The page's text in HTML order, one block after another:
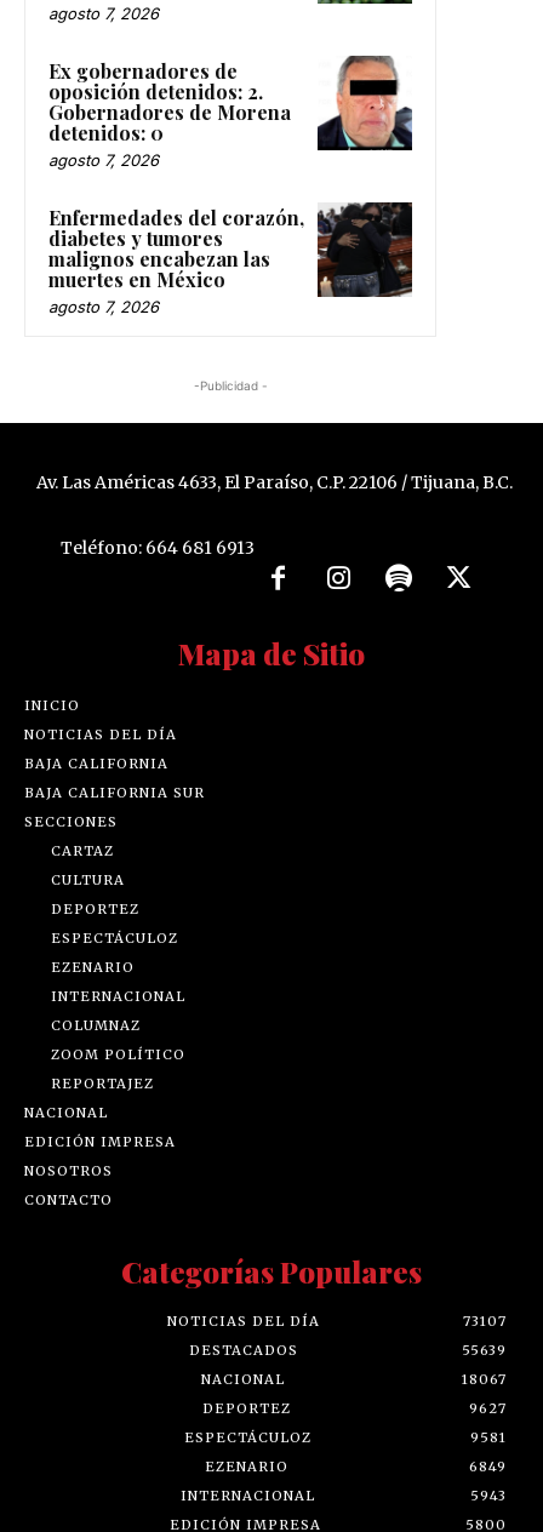
agosto 7, 2026
Ex gobernadores de
oposición detenidos: 2.
Gobernadores de Morena
detenidos: 0
agosto 7, 2026
Enfermedades del corazón,
diabetes y tumores
malignos encabezan las
muertes en México
agosto 7, 2026
-Publicidad -
Av. Las Américas 4633, El Paraíso, C.P. 22106 / Tijuana, B.C.
Teléfono: 664 681 6913
Mapa de Sitio
INICIO
NOTICIAS DEL DÍA
BAJA CALIFORNIA
BAJA CALIFORNIA SUR
SECCIONES
CARTAZ
CULTURA
DEPORTEZ
ESPECTÁCULOZ
EZENARIO
INTERNACIONAL
COLUMNAZ
ZOOM POLÍTICO
REPORTAJEZ
NACIONAL
EDICIÓN IMPRESA
NOSOTROS
CONTACTO
Categorías Populares
NOTICIAS DEL DÍA
73107
DESTACADOS
55639
NACIONAL
18067
DEPORTEZ
9627
ESPECTÁCULOZ
9581
EZENARIO
6849
INTERNACIONAL
5943
EDICIÓN IMPRESA
5800